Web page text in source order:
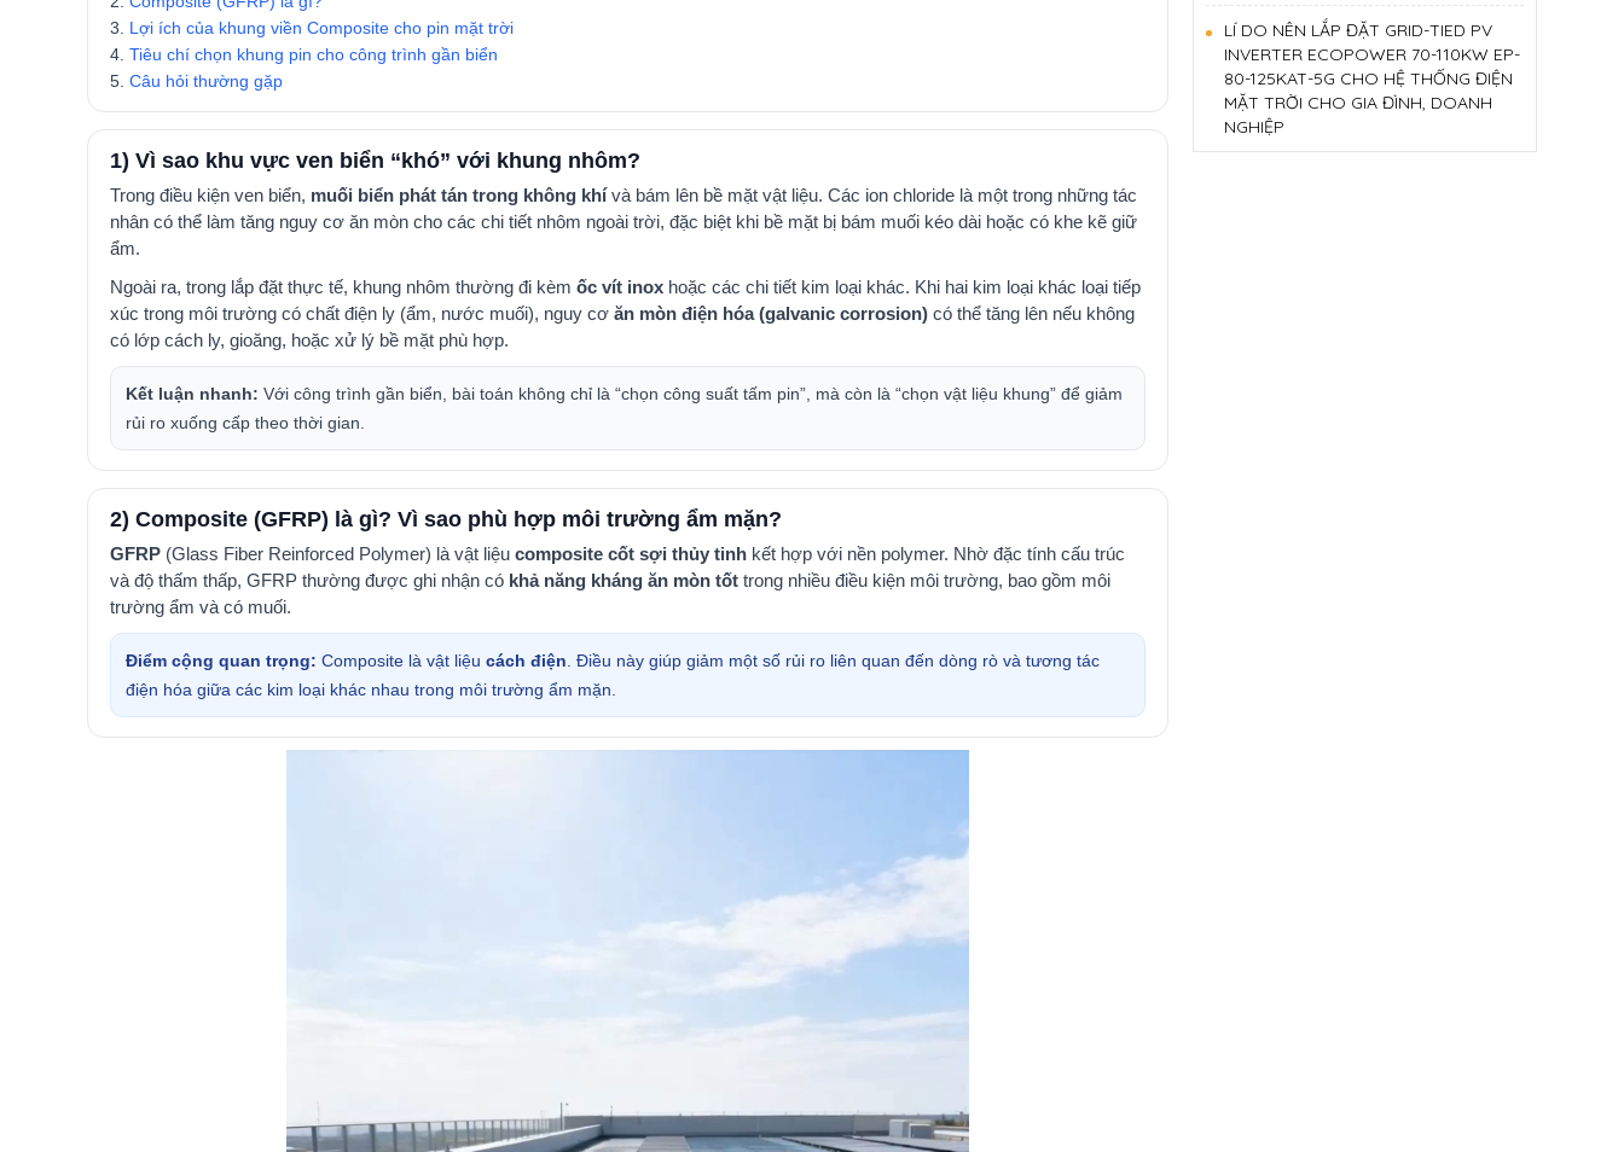
Lợi ích của khung viền Composite cho pin mặt trời
Tiêu chí chọn khung pin cho công trình gần biển
Câu hỏi thường gặp
1) Vì sao khu vực ven biển “khó” với khung nhôm?
Trong điều kiện ven biển, muối biển phát tán trong không khívà bám lên bề mặt vật liệu. Các ion chloride là một trong những tác
nhân có thể làm tăng nguy cơ ăn mòn cho các chi tiết nhôm ngoài trời, đặc biệt khi bề mặt bị bám muối kéo dài hoặc có khe kẽ giữ
ẩm.
Ngoài ra, trong lắp đặt thực tế, khung nhôm thường đi kèm ốc vít inox hoặc các chi tiết kim loại khác. Khi hai kim loại khác loại tiếp
xúc trong môi trường có chất điện ly (ẩm, nước muối), nguy cơ ăn mòn điện hóa (galvanic corrosion) có thể tăng lên nếu không
có lớp cách ly, gioăng, hoặc xử lý bề mặt phù hợp.
Kết luận nhanh: Với công trình gần biển, bài toán không chỉ là “chọn công suất tấm pin”, mà còn là “chọn vật liệu khung” để giảm
rủi ro xuống cấp theo thời gian.
2) Composite (GFRP) là gì? Vì sao phù hợp môi trường ẩm mặn?
GFRP (Glass Fiber Reinforced Polymer) là vật liệu composite cốt sợi thủy tinh kết hợp với nền polymer. Nhờ đặc tính cấu trúc
và độ thấm thấp, GFRP thường được ghi nhận có khả năng kháng ăn mòn tốt trong nhiều điều kiện môi trường, bao gồm môi
trường ẩm và có muối.
Điểm cộng quan trọng: Composite là vật liệu cách điện . Điều này giúp giảm một số rủi ro liên quan đến dòng rò và tương tác
điện hóa giữa các kim loại khác nhau trong môi trường ẩm mặn.
LÍ DO NÊN LẮP ĐẶT GRID-TIED PV
INVERTER ECOPOWER 70-110KW EP-
80-125KAT-5G CHO HỆ THỐNG ĐIỆN
MẶT TRỜI CHO GIA ĐÌNH, DOANH
NGHIỆP